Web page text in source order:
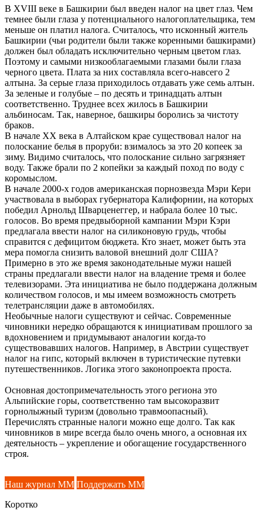
В XVIII веке в Башкирии был введен налог на цвет глаз. Чем
темнее были глаза у потенциального налогоплательщика, тем
меньше он платил налога. Считалось, что исконный житель
Башкирии (чьи родители были также коренными башкирами)
должен был обладать исключительно черным цветом глаз.
Поэтому и самыми низкооблагаемыми глазами были глаза
черного цвета. Плата за них составляла всего-навсего 2
алтына. За серые глаза приходилось отдавать уже семь алтын.
За зеленые и голубые – по десять и тринадцать алтын
соответственно. Труднее всех жилось в Башкирии
альбиносам. Так, наверное, башкиры боролись за чистоту
браков.
В начале ХХ века в Алтайском крае существовал налог на
полоскание белья в проруби: взималось за это 20 копеек за
зиму. Видимо считалось, что полоскание сильно загрязняет
воду. Также брали по 2 копейки за каждый поход по воду с
коромыслом.
В начале 2000-х годов американская порнозвезда Мэри Кери
участвовала в выборах губернатора Калифорнии, на которых
победил Арнольд Шварценеггер, и набрала более 10 тыс.
голосов. Во время предвыборной кампании Мэри Кэри
предлагала ввести налог на силиконовую грудь, чтобы
справится с дефицитом бюджета. Кто знает, может быть эта
мера помогла снизить валовой внешний долг США?
Примерно в это же время законодательные мужи нашей
страны предлагали ввести налог на владение тремя и более
телевизорами. Эта инициатива не было поддержана должным
количеством голосов, и мы имеем возможность смотреть
телетрансляции даже в автомобилях.
Необычные налоги существуют и сейчас. Современные
чиновники нередко обращаются к инициативам прошлого за
вдохновением и придумывают аналогии когда-то
существовавших налогов. Например, в Австрии существует
налог на гипс, который включен в туристические путевки
путешественников. Логика этого законопроекта проста.
Основная достопримечательность этого региона это
Альпийские горы, соответственно там высокоразвит
горнолыжный туризм (довольно травмоопасный).
Перечислять странные налоги можно еще долго. Так как
чиновников в мире всегда было очень много, а основная их
деятельность – укрепление и обогащение государственного
строя.
Наш журнал ММ Поддержать ММ
Коротко